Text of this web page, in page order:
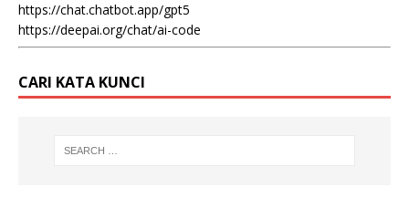
https://chat.chatbot.app/gpt5
https://deepai.org/chat/ai-code
CARI KATA KUNCI